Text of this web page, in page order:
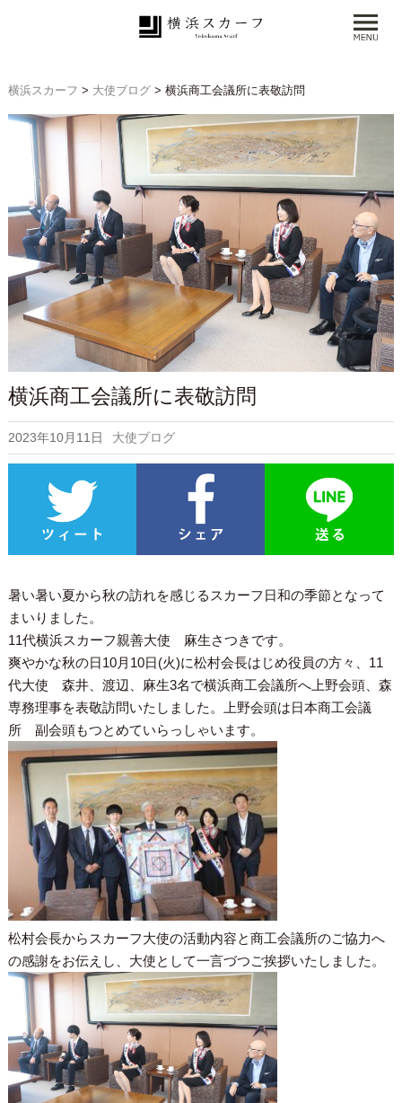
横浜スカーフ > 大使ブログ> 横浜商工会議所に表敬訪問
横浜商工会議所に表敬訪問
2023年10月11日 大使ブログ
暑い暑い夏から秋の訪れを感じるスカーフ日和の季節となって
まいりました。
11代横浜スカーフ親善大使 麻生さつきです。
爽やかな秋の日10月10日(火)に松村会長はじめ役員の方々、11
代大使 森井、渡辺、麻生3名で横浜商工会議所へ上野会頭、森
専務理事を表敬訪問いたしました。上野会頭は日本商工会議
所 副会頭もつとめていらっしゃいます。
松村会長からスカーフ大使の活動内容と商工会議所のご協力へ
の感謝をお伝えし、大使として一言づつご挨拶いたしました。